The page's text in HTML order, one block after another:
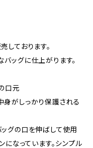
しております。
ッグに仕上がります。
口元
身がしっかり保護される
グの口を伸ばして使用
なっています。シンプル